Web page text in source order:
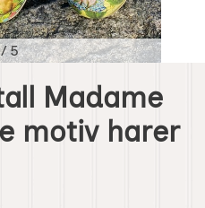
5
Madame
motiv harer
metall Madame